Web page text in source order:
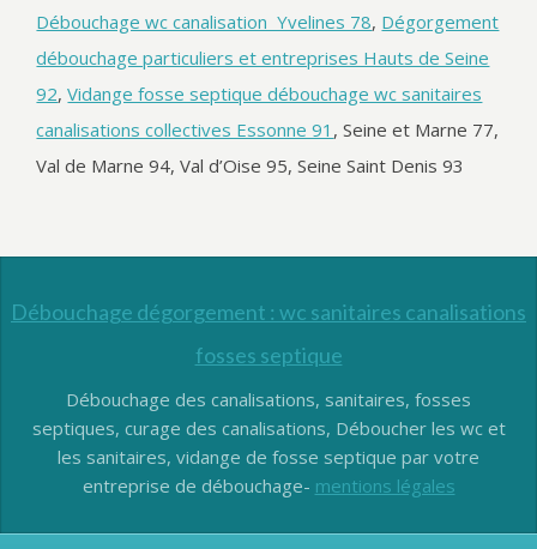
Débouchage wc canalisation Yvelines 78, Dégorgement
débouchage particuliers et entreprises Hauts de Seine
92,Vidange fosse septique débouchage wc sanitaires
canalisations collectives Essonne 91 , Seine et Marne 77,
Val de Marne 94, Val d’Oise 95, Seine Saint Denis 93
Débouchage dégorgement : wc sanitaires canalisations
fosses septique
Débouchage des canalisations, sanitaires, fosses
septiques, curage des canalisations, Déboucher les wc et
les sanitaires, vidange de fosse septique par votre
entreprise de débouchage- mentions légales